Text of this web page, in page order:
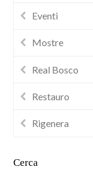
Eventi
Mostre
Real Bosco
Restauro
Rigenera
Cerca